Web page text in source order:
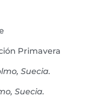
Primavera
Suecia.
Suecia.